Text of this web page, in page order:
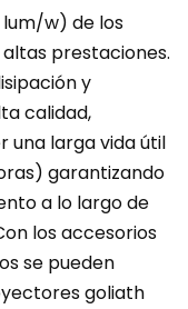
lum/w) de los
prestaciones.
y
calidad,
una larga vida útil
garantizando
a lo largo de
los accesorios
se pueden
goliath